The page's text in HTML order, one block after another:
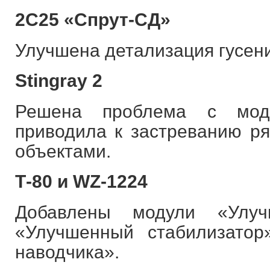
2С25 «Спрут-СД»
Улучшена детализация
Stingray 2
Решена проблема с
приводила к застреванию
объектами.
Т-80 и WZ-1224
Добавлены модули
«Улучшенный
наводчика».